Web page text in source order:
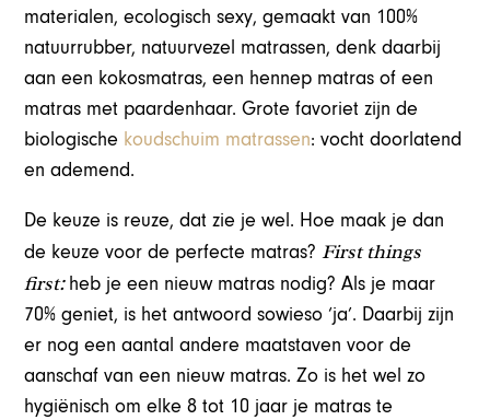
materialen, ecologisch sexy, gemaakt van 100%
natuurrubber, natuurvezel matrassen, denk daarbij
aan een kokosmatras, een hennep matras of een
matras met paardenhaar. Grote favoriet zijn de
biologische koudschuim matrassen: vocht doorlatend
en ademend.
De keuze is reuze, dat zie je wel. Hoe maak je dan
de keuze voor de perfecte matras?First things
first:heb je een nieuw matras nodig? Als je maar
70% geniet, is het antwoord sowieso ‘ja’. Daarbij zijn
er nog een aantal andere maatstaven voor de
aanschaf van een nieuw matras. Zo is het wel zo
hygiënisch om elke 8 tot 10 jaar je matras te